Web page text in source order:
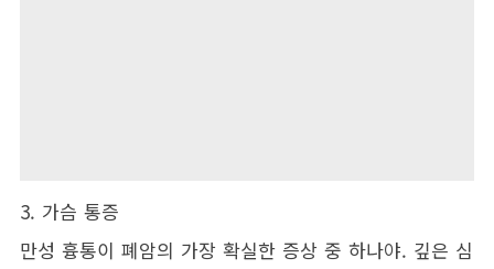
3. 가슴 통증
만성 흉통이 폐암의 가장 확실한 증상 중 하나야. 깊은 심